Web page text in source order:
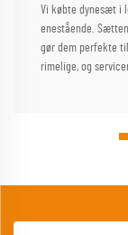
Vi købte dynesæt i
enestående.
gør dem perfekte
rimelige, og